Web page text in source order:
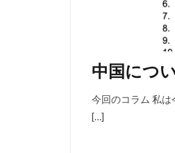
中国につ
今回のコラム 私
[…]